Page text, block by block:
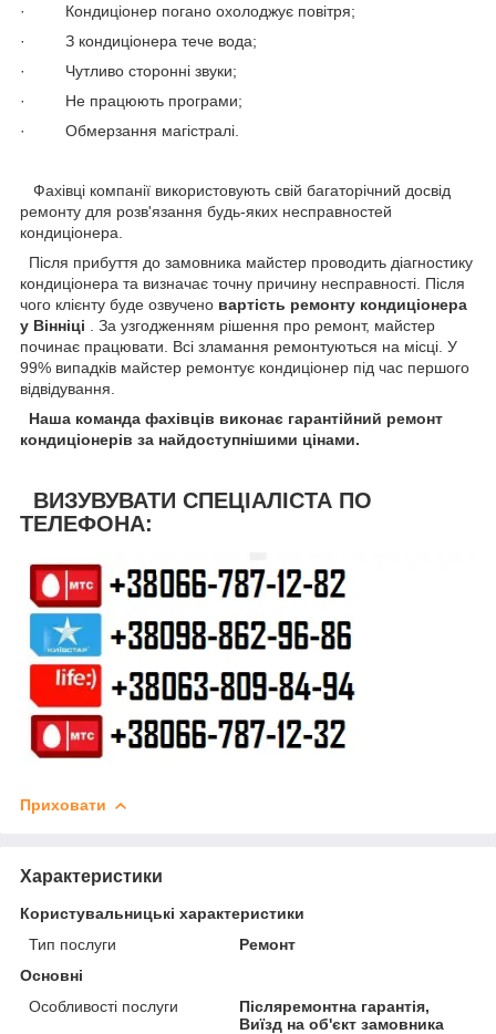
· Кондиціонер погано охолоджує повітря;
· З кондиціонера тече вода;
· Чутливо сторонні звуки;
· Не працюють програми;
· Обмерзання магістралі.
Фахівці компанії використовують свій багаторічний досвід
ремонту для розв'язання будь-яких несправностей
кондиціонера.
Після прибуття до замовника майстер проводить діагностику
кондиціонера та визначає точну причину несправності. Після
чого клієнту буде озвучено вартість ремонту кондиціонера
у Вінніці
. За узгодженням рішення про ремонт, майстер
починає працювати. Всі зламання ремонтуються на місці. У
99% випадків майстер ремонтує кондиціонер під час першого
відвідування.
Наша команда фахівців виконає гарантійний ремонт
кондиціонерів за найдоступнішими цінами.
ВИЗУВУВАТИ СПЕЦІАЛІСТА ПО
ТЕЛЕФОНА:
Приховати
Характеристики
Користувальницькі характеристики
Тип послуги
Ремонт
Основні
Особливості послуги
Післяремонтна гарантія,
Виїзд на об'єкт замовника